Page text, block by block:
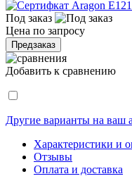
Под заказ
Цена по запросу
Предзаказ
Добавить к сравнению
Другие варианты на ваш
Характеристики и
Отзывы
Оплата и доставка